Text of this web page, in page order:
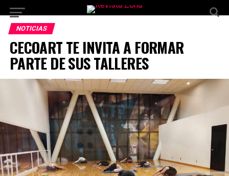
NOTICIAS
CECOART TE INVITA A FORMAR
PARTE DE SUS TALLERES